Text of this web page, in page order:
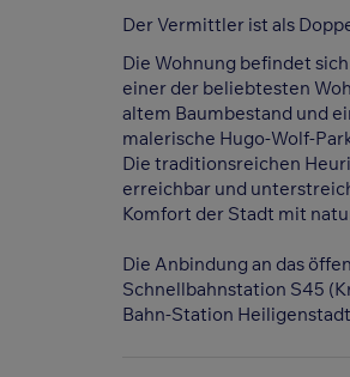
Der Vermittler ist als
Die Wohnung befindet
einer der beliebtesten
altem Baumbestand und
malerische Hugo-Wolf-
Die traditionsreichen
erreichbar und
Komfort der Stadt mit
Die Anbindung an das
Schnellbahnstation S45
Bahn-Station